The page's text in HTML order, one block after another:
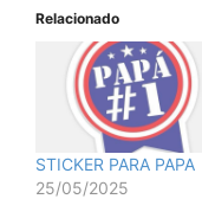
Relacionado
STICKER PARA PAPA
25/05/2025